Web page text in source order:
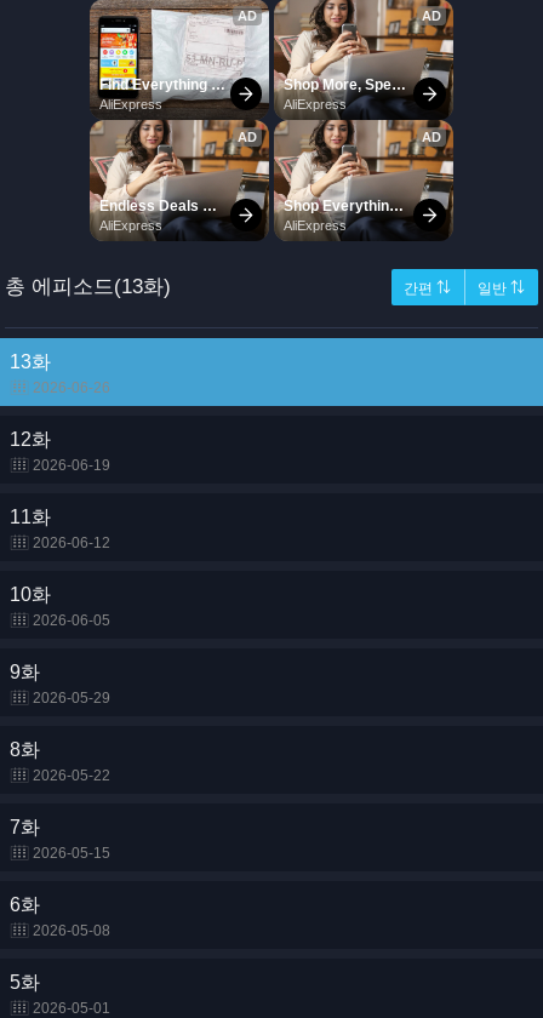
총 에피소드(13화) 간편 ⇅ 일반 ⇅
13화
2026-06-26
12화
2026-06-19
11화
2026-06-12
10화
2026-06-05
9화
2026-05-29
8화
2026-05-22
7화
2026-05-15
6화
2026-05-08
5화
2026-05-01